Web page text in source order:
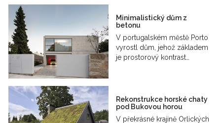
Minimalistický dům z
betonu
V portugalském městě Porto
vyrostl dům, jehož základem
je prostorový kontrast…
Rekonstrukce horské chaty
pod Bukovou horou
V překrásné krajině Orlických